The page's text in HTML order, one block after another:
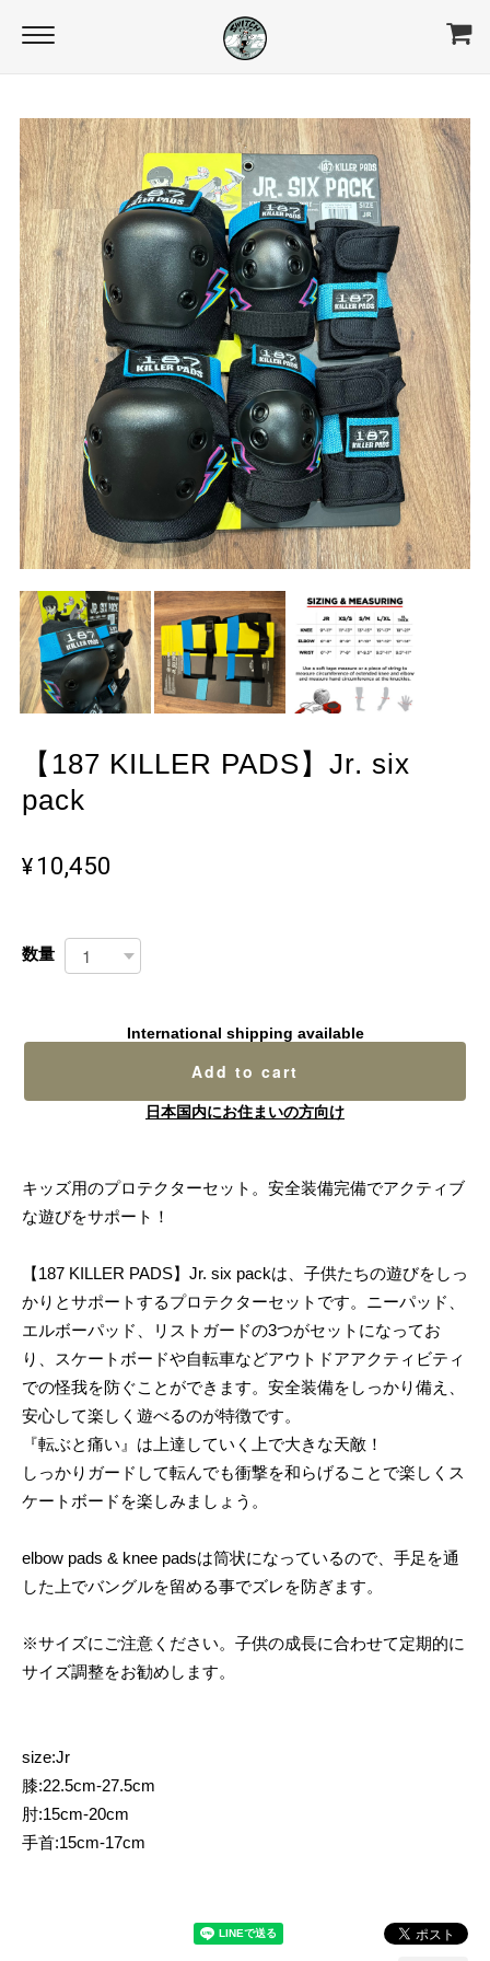
【187 KILLER PADS】Jr. six
pack
¥10,450
数量
International shipping available
Add to cart
日本国内にお住まいの方向け
キッズ用のプロテクターセット。安全装備完備でアクティブ
な遊びをサポート！
【187 KILLER PADS】Jr. six packは、子供たちの遊びをしっ
かりとサポートするプロテクターセットです。ニーパッド、
エルボーパッド、リストガードの3つがセットになってお
り、スケートボードや自転車などアウトドアアクティビティ
での怪我を防ぐことができます。安全装備をしっかり備え、
安心して楽しく遊べるのが特徴です。
『転ぶと痛い』は上達していく上で大きな天敵！
しっかりガードして転んでも衝撃を和らげることで楽しくス
ケートボードを楽しみましょう。
elbow pads & knee padsは筒状になっているので、手足を通
した上でバングルを留める事でズレを防ぎます。
※サイズにご注意ください。子供の成長に合わせて定期的に
サイズ調整をお勧めします。
size:Jr
膝:22.5cm-27.5cm
肘:15cm-20cm
手首:15cm-17cm